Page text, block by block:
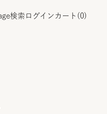
検索 ログイン カート( 0)